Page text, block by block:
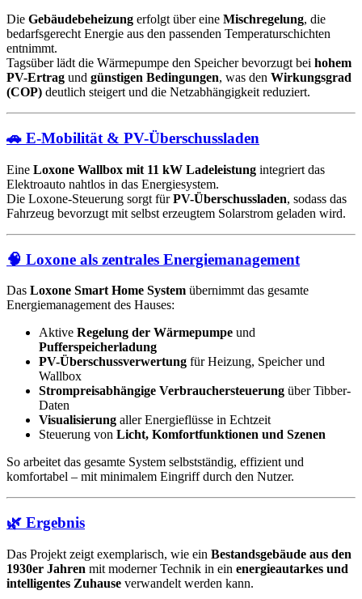
Die Gebäudebeheizung erfolgt über eine Mischregelung, die
bedarfsgerecht Energie aus den passenden Temperaturschichten
entnimmt.
Tagsüber lädt die Wärmepumpe den Speicher bevorzugt bei hohem
PV-Ertrag und günstigen Bedingungen, was den Wirkungsgrad
(COP) deutlich steigert und die Netzabhängigkeit reduziert.
🚗 E-Mobilität & PV-Überschussladen
Eine Loxone Wallbox mit 11 kW Ladeleistung integriert das
Elektroauto nahtlos in das Energiesystem.
Die Loxone-Steuerung sorgt fürPV-Überschussladen, sodass das
Fahrzeug bevorzugt mit selbst erzeugtem Solarstrom geladen wird.
🧠 Loxone als zentrales Energiemanagement
Das Loxone Smart Home System übernimmt das gesamte
Energiemanagement des Hauses:
Aktive Regelung der Wärmepumpe und
Pufferspeicherladung
PV-Überschussverwertung für Heizung, Speicher und
Wallbox
Strompreisabhängige Verbrauchersteuerung über Tibber-
Daten
Visualisierung aller Energieflüsse in Echtzeit
Steuerung von Licht, Komfortfunktionen und Szenen
So arbeitet das gesamte System selbstständig, effizient und
komfortabel – mit minimalem Eingriff durch den Nutzer.
🌿 Ergebnis
Das Projekt zeigt exemplarisch, wie ein Bestandsgebäude aus den
1930er Jahren mit moderner Technik in ein energieautarkes und
intelligentes Zuhause verwandelt werden kann.